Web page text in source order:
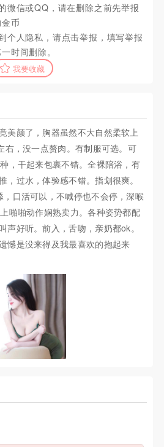
微信或QQ，请在删除之前先举报
币
个人隐私，请点击举报，填写举报
时间删除。
我要收藏
美颜了，胸器虽然不大自然柔软上
右，没一点赘肉。有制服可选。可
，干起来包裹不错。全裸陪浴，有
，过水，体验感不错。指划很爽。
口活可以，不喊停也不会停，深喉
啪啪动作娴熟卖力。各种姿势都配
声好听。前入，舌吻，亲奶都ok。
憾是没来得及我最喜欢的抱起来